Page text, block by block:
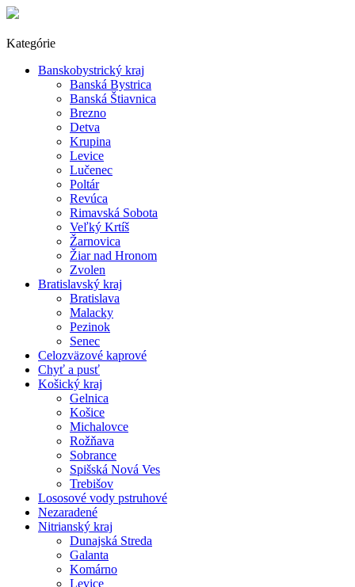
Kategórie
Banskobystrický kraj
Banská Bystrica
Banská Štiavnica
Brezno
Detva
Krupina
Levice
Lučenec
Poltár
Revúca
Rimavská Sobota
Veľký Krtíš
Žarnovica
Žiar nad Hronom
Zvolen
Bratislavský kraj
Bratislava
Malacky
Pezinok
Senec
Celozväzové kaprové
Chyť a pusť
Košický kraj
Gelnica
Košice
Michalovce
Rožňava
Sobrance
Spišská Nová Ves
Trebišov
Lososové vody pstruhové
Nezaradené
Nitrianský kraj
Dunajská Streda
Galanta
Komárno
Levice